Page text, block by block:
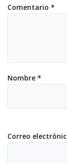
Comentario *
Nombre *
Correo